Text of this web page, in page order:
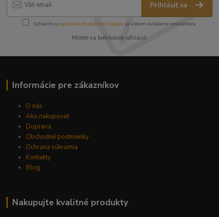
Prihlásiť sa
Súhlasím sospracovaním osobných údajov za účelom zasielania newslettera.
Môžete sa kedykoľvek odhlásiť.
Informácie pre zákazníkov
O nás
Ako nakupovať
Doprava
Obchodné podmienky
Ochrana súkromia
Kontakty
Blog
Nakupujte kvalitné produkty